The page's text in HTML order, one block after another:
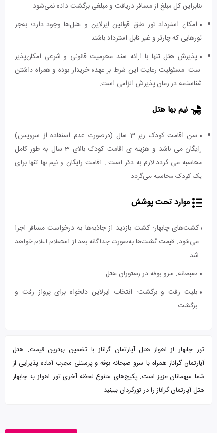
بنابراین کل مبلغ از مسافر دریافت و مبلغی برگشت داده نمی‌شود.
امکان استرداد تور طبق قوانین ایرلاین و هتل‌ها وجود دارد؛ به‌جز
تورهایی که چارتر و غیر قابل استرداد باشند.
پذیرش هتل تنها با ارائه سند محرمیت قانونی و شرعی امکان‌پذیر
است. مسئولیت رعایت این شرط بر عهده خریدار بوده و همراه داشتن
شناسنامه در زمان پذیرش الزامی است.
نیم بها هتل
سن اقامت کودک زیر 3 سال (درصورت عدم استفاده از سرویس)
رایگان می باشد و هزینه ی اقامت کودک بالای 3 سال به طور کامل
محاسبه می گردد.لازم به ذکر است : اقامت رایگان و نیم بها تنها برای
یک کودک محاسبه می‌گردد.
موارد تحت پوشش
گشت‌های چابهار: گشت بازدید از جاذبه‌ها به درخواست مسافر اجرا
می‌شود. قیمت گشت‌ها به‌صورت جداگانه بعد از استعلام اعلام خواهد
شد.
صبحانه: سرو بوفه در رستوران هتل
بلیت رفت و برگشت: انتخاب ایرلاین دلخواه برای پرواز رفت و
برگشت
تور چابهار از اهواز هتل آپارتمان گراناز با تضمین بهترین قیمت. هتل
آپارتمان گراناز همراه با سرو صبحانه بوفه و پرسنلی مجرب آماده پذیرایی از
شما میهمانان عزیز است. پکیج‌های متنوع لحظه آخری تور اهواز به چابهار
هتل آپارتمان گراناز را در تورگردان ببینید.